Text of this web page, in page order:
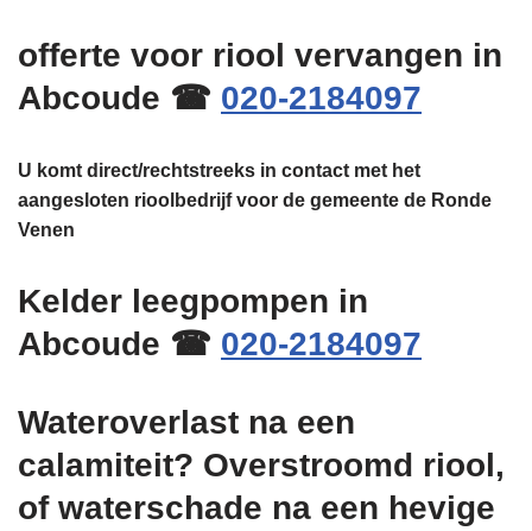
offerte voor riool vervangen in
Abcoude ☎ 020-2184097
U komt direct/rechtstreeks in contact met het
aangesloten rioolbedrijf voor de gemeente de Ronde
Venen
Kelder leegpompen in
Abcoude ☎ 020-2184097
Wateroverlast na een
calamiteit? Overstroomd riool,
of waterschade na een hevige